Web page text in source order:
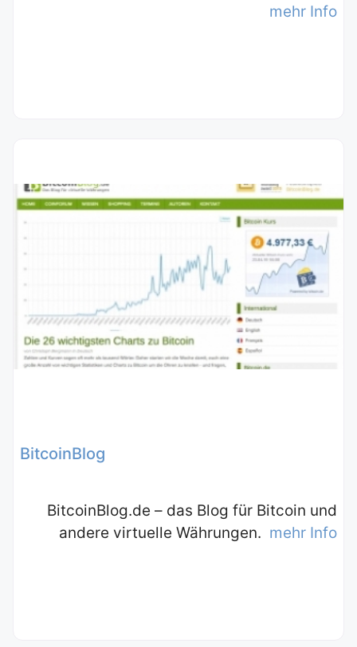
mehr Info
BitcoinBlog
BitcoinBlog.de – das Blog für Bitcoin und
andere virtuelle Währungen. mehr Info